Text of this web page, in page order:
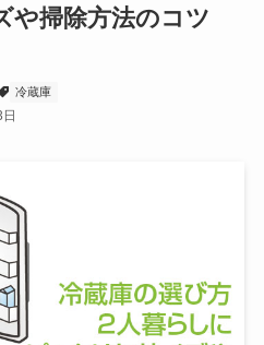
や掃除方法のコツ
冷蔵庫